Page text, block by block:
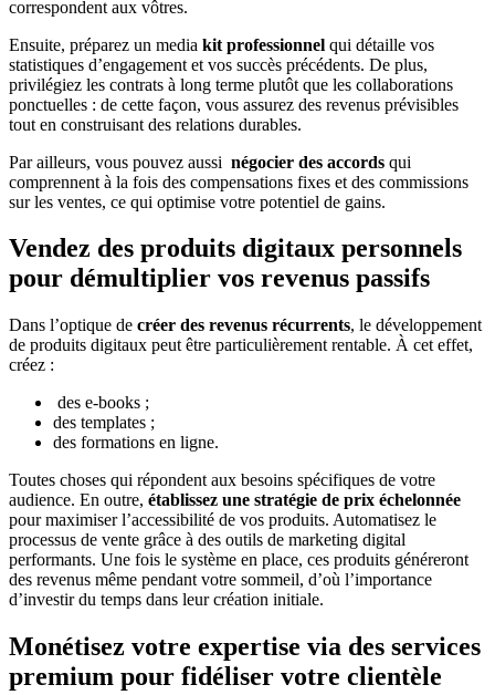
correspondent aux vôtres.
Ensuite, préparez un media kit professionnel qui détaille vos
statistiques d’engagement et vos succès précédents. De plus,
privilégiez les contrats à long terme plutôt que les collaborations
ponctuelles : de cette façon, vous assurez des revenus prévisibles
tout en construisant des relations durables.
Par ailleurs, vous pouvez aussi négocier des accords qui
comprennent à la fois des compensations fixes et des commissions
sur les ventes, ce qui optimise votre potentiel de gains.
Vendez des produits digitaux personnels
pour démultiplier vos revenus passifs
Dans l’optique de créer des revenus récurrents, le développement
de produits digitaux peut être particulièrement rentable. À cet effet,
créez :
des e-books ;
des templates ;
des formations en ligne.
Toutes choses qui répondent aux besoins spécifiques de votre
audience. En outre, établissez une stratégie de prix échelonnée
pour maximiser l’accessibilité de vos produits. Automatisez le
processus de vente grâce à des outils de marketing digital
performants. Une fois le système en place, ces produits généreront
des revenus même pendant votre sommeil, d’où l’importance
d’investir du temps dans leur création initiale.
Monétisez votre expertise via des services
premium pour fidéliser votre clientèle